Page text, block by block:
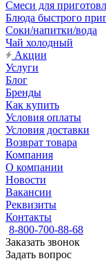
Смеси для
Блюда быстрого
Соки/напитки/вода
Чай холодный
Акции
Услуги
Блог
Бренды
Как купить
Условия оплаты
Условия доставки
Возврат товара
Компания
О компании
Новости
Вакансии
Реквизиты
Контакты
8-800-700-88-68
Заказать звонок
Задать вопрос